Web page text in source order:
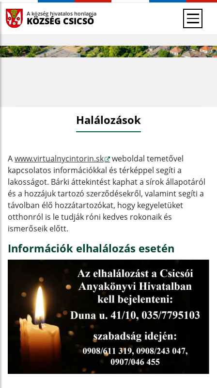
A község hivatalos honlapja
KÖZSÉG CSICSÓ
Halálozások
Awww.virtualnycintorin.sk
weboldal temetővel
kapcsolatos információkkal és térképpel segíti a
lakosságot. Bárki áttekintést kaphat a sírok állapotáról
és a hozzájuk tartozó szerződésekről, valamint segíti a
távolban élő hozzátartozókat, hogy kegyeletüket
otthonról is le tudják róni kedves rokonaik és
ismerőseik előtt.
Információk elhalálozás esetén